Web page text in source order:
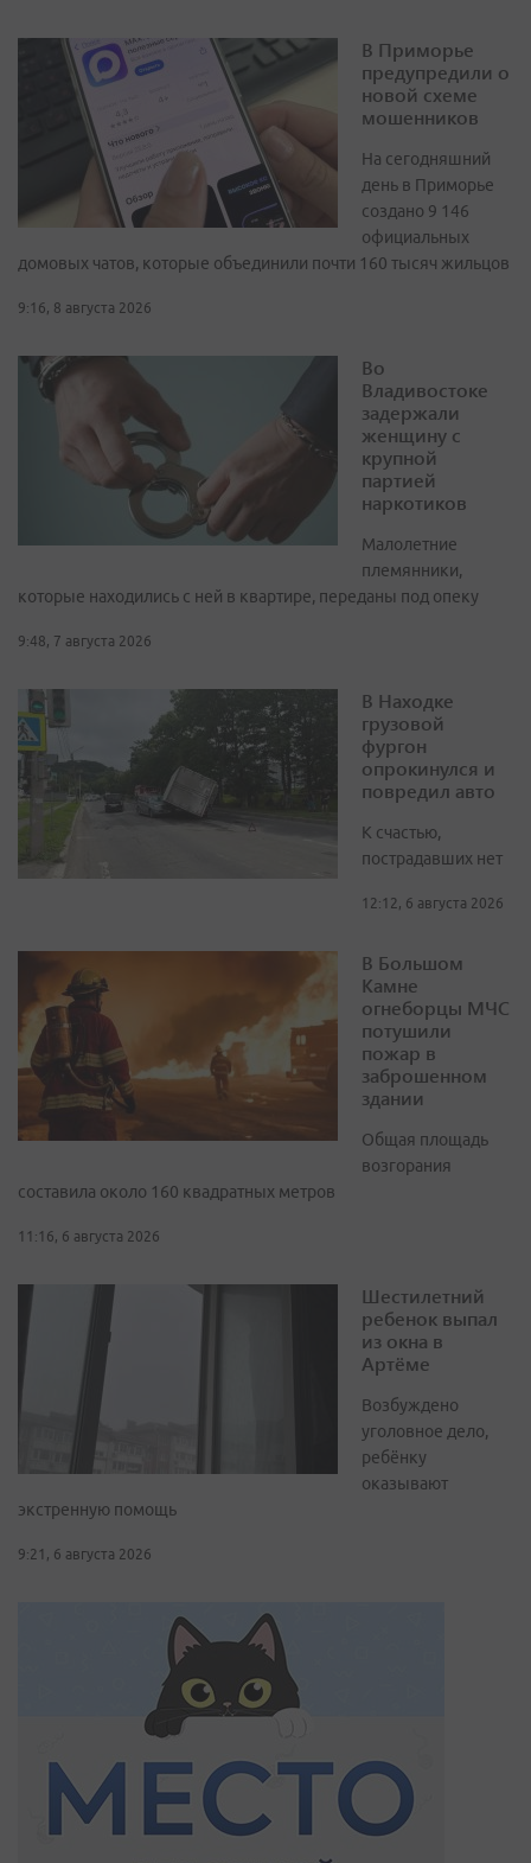
В Приморье
предупредили о
новой схеме
мошенников
На сегодняшний
день в Приморье
создано 9 146
официальных
домовых чатов, которые объединили почти 160 тысяч жильцов
9:16, 8 августа 2026
Во
Владивостоке
задержали
женщину с
крупной
партией
наркотиков
Малолетние
племянники,
которые находились с ней в квартире, переданы под опеку
9:48, 7 августа 2026
В Находке
грузовой
фургон
опрокинулся и
повредил авто
К счастью,
пострадавших нет
12:12, 6 августа 2026
В Большом
Камне
огнеборцы МЧС
потушили
пожар в
заброшенном
здании
Общая площадь
возгорания
составила около 160 квадратных метров
11:16, 6 августа 2026
Шестилетний
ребенок выпал
из окна в
Артёме
Возбуждено
уголовное дело,
ребёнку
оказывают
экстренную помощь
9:21, 6 августа 2026